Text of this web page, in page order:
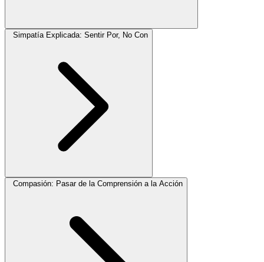
Simpatía Explicada: Sentir Por, No Con
Compasión: Pasar de la Comprensión a la Acción